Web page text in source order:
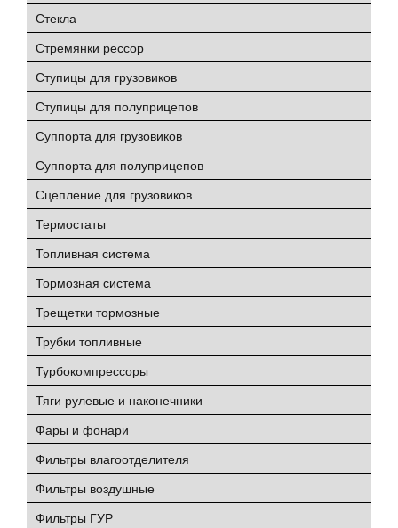
Стекла
Стремянки рессор
Ступицы для грузовиков
Ступицы для полуприцепов
Суппорта для грузовиков
Суппорта для полуприцепов
Сцепление для грузовиков
Термостаты
Топливная система
Тормозная система
Трещетки тормозные
Трубки топливные
Турбокомпрессоры
Тяги рулевые и наконечники
Фары и фонари
Фильтры влагоотделителя
Фильтры воздушные
Фильтры ГУР